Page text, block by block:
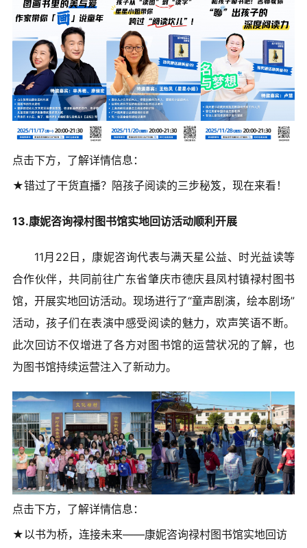
点击下方，了解详情信息：
★错过了干货直播？陪孩子阅读的三步秘笈，现在来看！
13.康妮咨询禄村图书馆实地回访活动顺利开展
11月22日，康妮咨询代表与满天星公益、时光益读等
合作伙伴，共同前往广东省肇庆市德庆县凤村镇禄村图书
馆，开展实地回访活动。现场进行了“童声剧演，绘本剧场”
活动，孩子们在表演中感受阅读的魅力，欢声笑语不断。
此次回访不仅增进了各方对图书馆的运营状况的了解，也
为图书馆持续运营注入了新动力。
点击下方，了解详情信息：
★以书为桥，连接未来——康妮咨询禄村图书馆实地回访